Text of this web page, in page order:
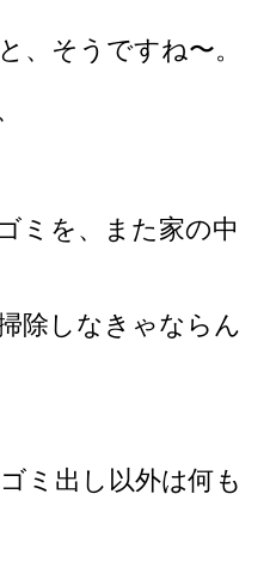
、そうですね〜。
ミを、また家の中
除しなきゃならん
ミ出し以外は何も